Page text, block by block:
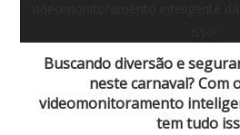
Buscando diversão e
neste carnaval? Com
videomonitoramento
tem tudo